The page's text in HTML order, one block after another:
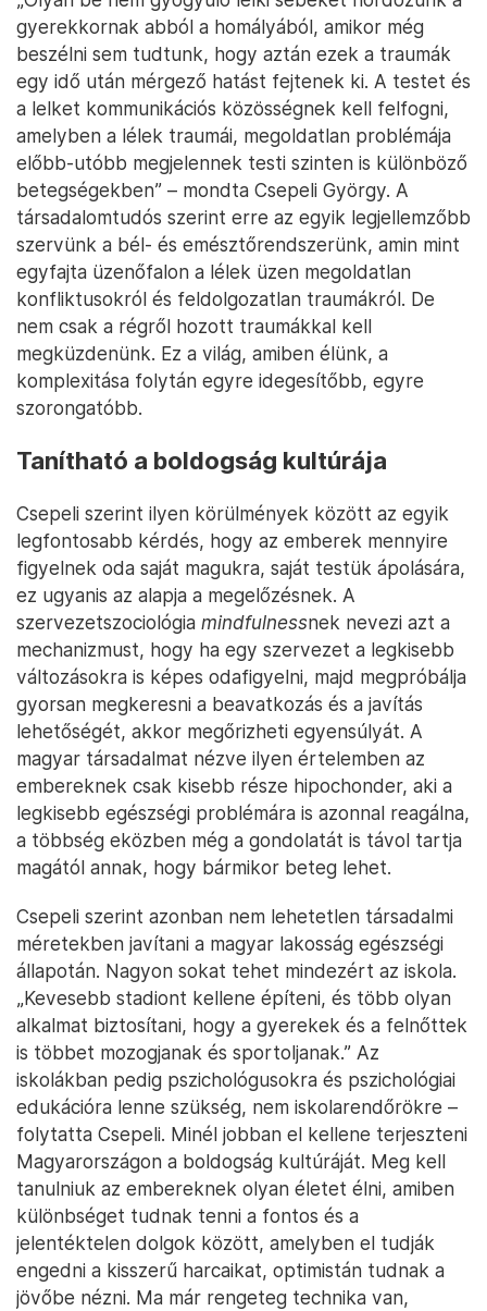
gyerekkornak abból a homályából, amikor még
beszélni sem tudtunk, hogy aztán ezek a traumák
egy idő után mérgező hatást fejtenek ki. A testet és
a lelket kommunikációs közösségnek kell felfogni,
amelyben a lélek traumái, megoldatlan problémája
előbb-utóbb megjelennek testi szinten is különböző
betegségekben” – mondta Csepeli György. A
társadalomtudós szerint erre az egyik legjellemzőbb
szervünk a bél- és emésztőrendszerünk, amin mint
egyfajta üzenőfalon a lélek üzen megoldatlan
konfliktusokról és feldolgozatlan traumákról. De
nem csak a régről hozott traumákkal kell
megküzdenünk. Ez a világ, amiben élünk, a
komplexitása folytán egyre idegesítőbb, egyre
szorongatóbb.
Tanítható a boldogság kultúrája
Csepeli szerint ilyen körülmények között az egyik
legfontosabb kérdés, hogy az emberek mennyire
figyelnek oda saját magukra, saját testük ápolására,
ez ugyanis az alapja a megelőzésnek. A
szervezetszociológia mindfulnessnek nevezi azt a
mechanizmust, hogy ha egy szervezet a legkisebb
változásokra is képes odafigyelni, majd megpróbálja
gyorsan megkeresni a beavatkozás és a javítás
lehetőségét, akkor megőrizheti egyensúlyát. A
magyar társadalmat nézve ilyen értelemben az
embereknek csak kisebb része hipochonder, aki a
legkisebb egészségi problémára is azonnal reagálna,
a többség eközben még a gondolatát is távol tartja
magától annak, hogy bármikor beteg lehet.
Csepeli szerint azonban nem lehetetlen társadalmi
méretekben javítani a magyar lakosság egészségi
állapotán. Nagyon sokat tehet mindezért az iskola.
„Kevesebb stadiont kellene építeni, és több olyan
alkalmat biztosítani, hogy a gyerekek és a felnőttek
is többet mozogjanak és sportoljanak.” Az
iskolákban pedig pszichológusokra és pszichológiai
edukációra lenne szükség, nem iskolarendőrökre –
folytatta Csepeli. Minél jobban el kellene terjeszteni
Magyarországon a boldogság kultúráját. Meg kell
tanulniuk az embereknek olyan életet élni, amiben
különbséget tudnak tenni a fontos és a
jelentéktelen dolgok között, amelyben el tudják
engedni a kisszerű harcaikat, optimistán tudnak a
jövőbe nézni. Ma már rengeteg technika van,